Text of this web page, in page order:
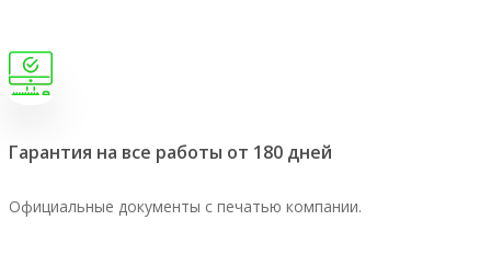
Гарантия на все работы от 180 дней
Официальные документы с печатью компании.